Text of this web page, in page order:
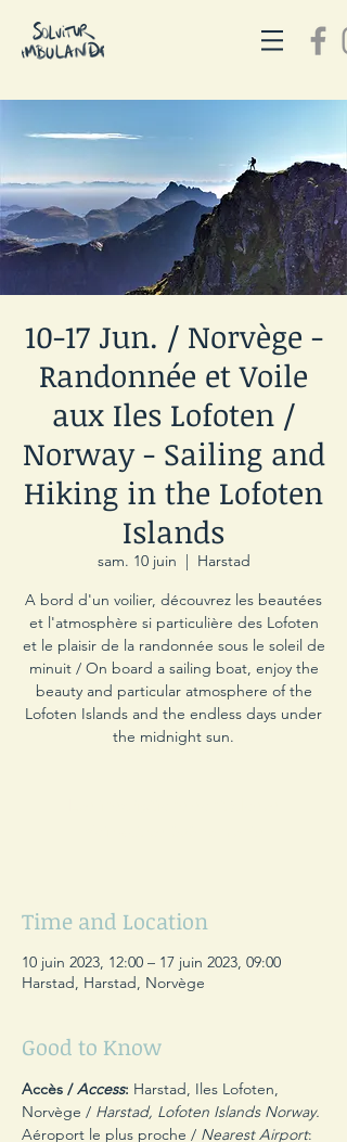
10-17 Jun. / Norvège -
Randonnée et Voile
aux Iles Lofoten /
Norway - Sailing and
Hiking in the Lofoten
Islands
sam. 10 juin
  |
Harstad
A bord d'un voilier, découvrez les beautées
et l'atmosphère si particulière des Lofoten
et le plaisir de la randonnée sous le soleil de
minuit / On board a sailing boat, enjoy the
beauty and particular atmosphere of the
Lofoten Islands and the endless days under
the midnight sun.
Time and Location
10 juin 2023, 12:00 – 17 juin 2023, 09:00
Harstad, Harstad, Norvège
Good to Know
Accès / Access: Harstad, Iles Lofoten,
Norvège / Harstad, Lofoten Islands Norway.
Aéroport le plus proche / Nearest Airport: